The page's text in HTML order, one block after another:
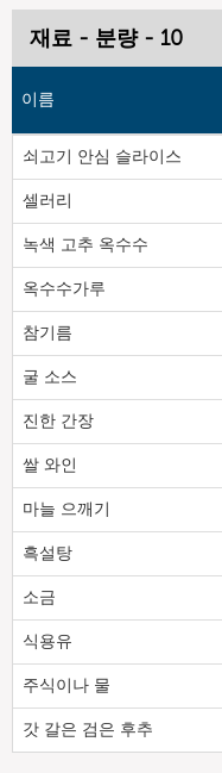
재료 - 분량 - 10
이름
쇠고기 안심 슬라이스
셀러리
녹색 고추 옥수수
옥수수가루
참기름
굴 소스
진한 간장
쌀 와인
마늘 으깨기
흑설탕
소금
식용유
주식이나 물
갓 갈은 검은 후추